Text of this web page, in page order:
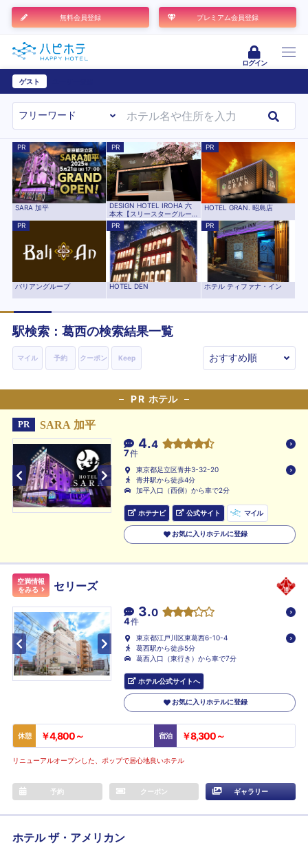
無料会員登録 プレミアム会員登録
ログイン
ゲスト
PR
SARA 加平
PR
DESIGN HOTEL IROHA 六
本木【スリースターグルー
プ】
PR
HOTEL GRAN. 昭島店
PR
バリアングループ
PR
HOTEL DEN
PR
ホテル ティファナ・イン
駅検索： 葛西の検索結果一覧
マイル 予約 クーポン Keep
PR ホテル
PR SARA 加平
4.4
7件
東京都足立区青井3-32-20
青井駅から徒歩4分
加平入口（西側）から車で2分
ホテナビ 公式サイト マイル
お気に入りホテルに登録
空満情報
をみる
セリーズ
3.0
4件
東京都江戸川区東葛西6-10-4
葛西駅から徒歩5分
葛西入口（東行き）から車で7分
ホテル公式サイトへ
お気に入りホテルに登録
休憩 ￥4,800～ 宿泊 ￥8,300～
リニューアルオープンした、ポップで居心地良いホテル
予約 クーポン ギャラリー
ホテル ザ・アメリカン